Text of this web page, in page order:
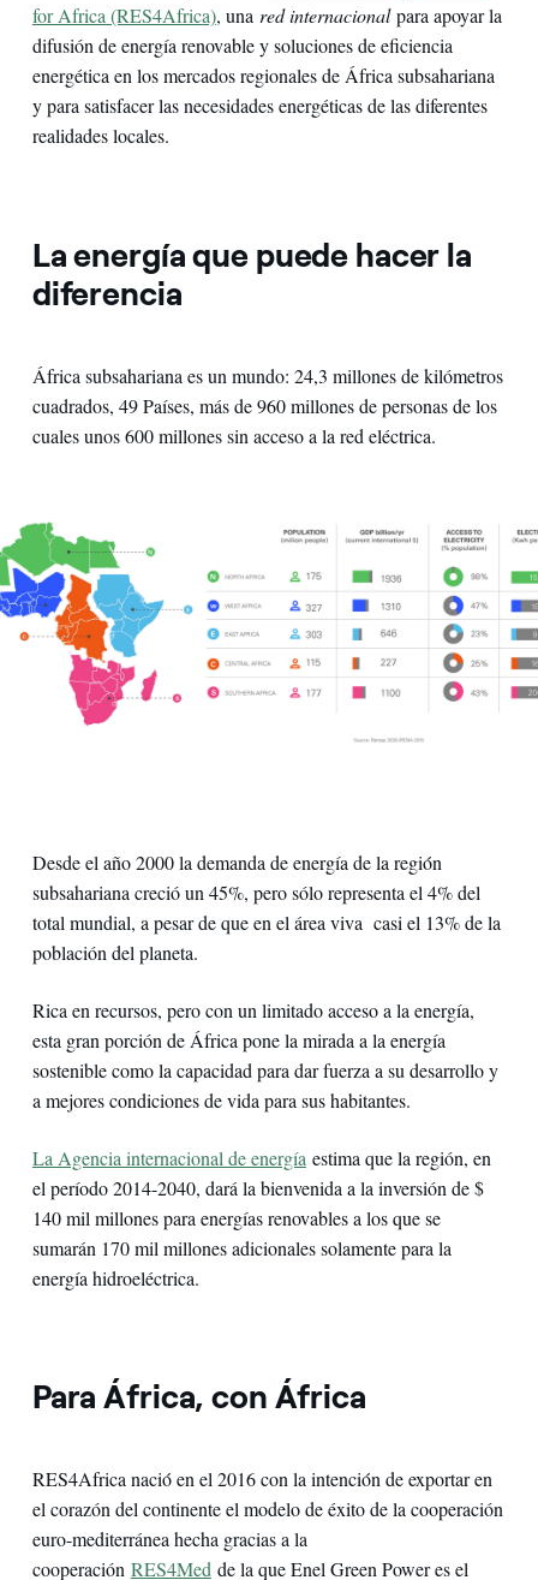
for Africa (RES4Africa), una red internacionalpara apoyar la
difusión de energía renovable y soluciones de eficiencia
energética en los mercados regionales de África subsahariana
y para satisfacer las necesidades energéticas de las diferentes
realidades locales.
La energía que puede hacer la
diferencia
África subsahariana es un mundo: 24,3 millones de kilómetros
cuadrados, 49 Países, más de 960 millones de personas de los
cuales unos 600 millones sin acceso a la red eléctrica.
Desde el año 2000 la demanda de energía de la regiόn
subsahariana creció un 45%, pero sólo representa el 4% del
total mundial, a pesar de que en el área viva casi el 13% de la
población del planeta.
Rica en recursos, pero con un limitado acceso a la energía,
esta gran porción de África pone la mirada a la energía
sostenible como la capacidad para dar fuerza a su desarrollo y
a mejores condiciones de vida para sus habitantes.
La Agencia internacional de energía estima que la región, en
el período 2014-2040, dará la bienvenida a la inversión de $
140 mil millones para energías renovables a los que se
sumarán 170 mil millones adicionales solamente para la
energía hidroeléctrica.
Para África, con África
RES4Africa naciό en el 2016 con la intenciόn de exportar en
el corazón del continente el modelo de éxito de la cooperación
euro-mediterránea hecha gracias a la
cooperación RES4Med de la que Enel Green Power es el